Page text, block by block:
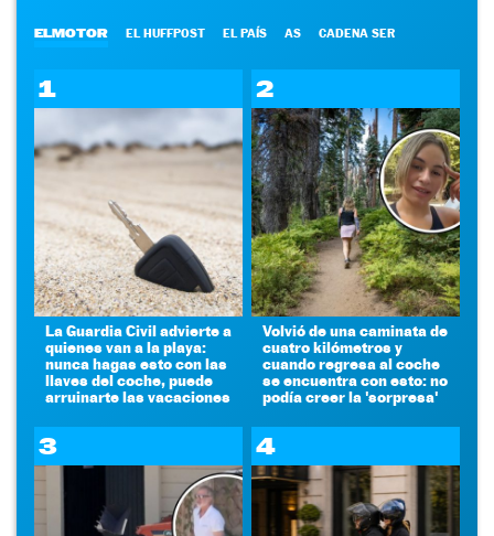
ELMOTOR EL HUFFPOST EL PAÍS AS CADENA SER
1
La Guardia Civil advierte a
quienes van a la playa:
nunca hagas esto con las
llaves del coche, puede
arruinarte las vacaciones
2
Volvió de una caminata de
cuatro kilómetros y
cuando regresa al coche
se encuentra con esto: no
podía creer la 'sorpresa'
3 4